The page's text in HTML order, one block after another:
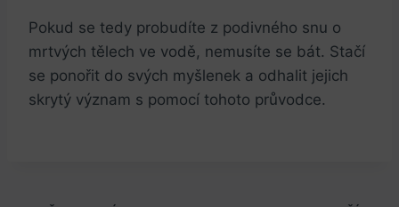
Pokud se tedy probudíte z podivného snu o
mrtvých tělech ve vodě, nemusíte se bát. Stačí
se ponořit do svých myšlenek a odhalit jejich
skrytý význam s pomocí tohoto průvodce.